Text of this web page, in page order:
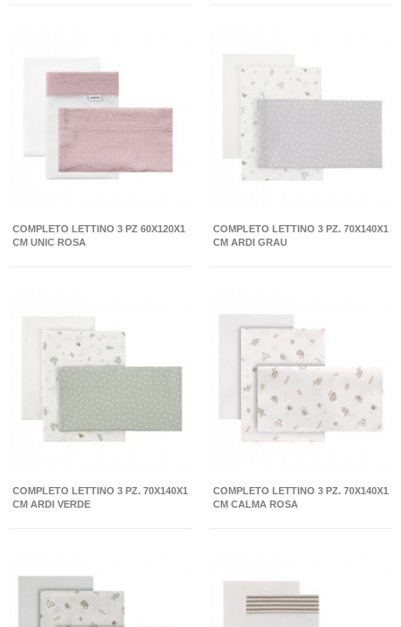
COMPLETO LETTINO 3 PZ 60X120X1
CM UNIC ROSA
COMPLETO LETTINO 3 PZ. 70X140X1
CM ARDI GRAU
COMPLETO LETTINO 3 PZ. 70X140X1
CM ARDI VERDE
COMPLETO LETTINO 3 PZ. 70X140X1
CM CALMA ROSA